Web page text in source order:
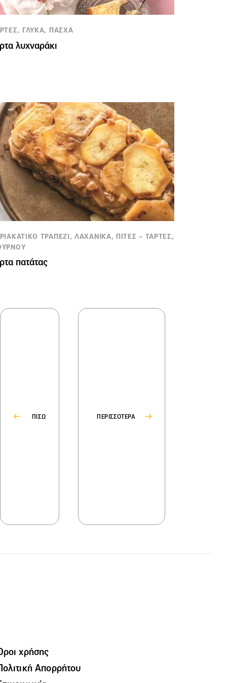
ΓΛΥΚΑ, ΠΑΣΧΑ
λυχναράκι
ΤΡΑΠΕΖΙ, ΛΑΧΑΝΙΚΑ, ΠΙΤΕΣ – ΤΑΡΤΕΣ,
πατάτας
ΠΙΣΩ ΠΕΡΙΣΣΟΤΕΡΑ
χρήσης
Απορρήτου